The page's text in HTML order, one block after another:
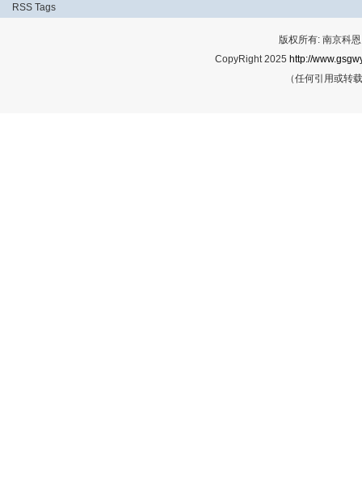
RSS Tags
版权所有: 南京科
CopyRight 2025 http://
（任何引用或转